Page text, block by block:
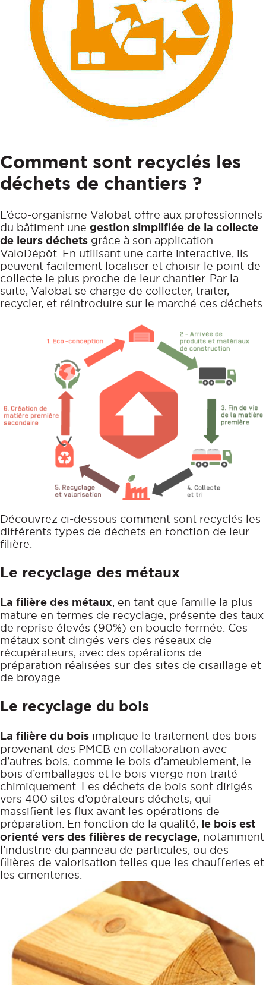
Comment sont recyclés les
déchets de chantiers ?
L’éco-organisme Valobat offre aux professionnels
du bâtiment une gestion simplifiée de la collecte
de leurs déchets grâce à son application
ValoDépôt. En utilisant une carte interactive, ils
peuvent facilement localiser et choisir le point de
collecte le plus proche de leur chantier. Par la
suite, Valobat se charge de collecter, traiter,
recycler, et réintroduire sur le marché ces déchets.
Découvrez ci-dessous comment sont recyclés les
différents types de déchets en fonction de leur
filière.
Le recyclage des métaux
La filière des métaux, en tant que famille la plus
mature en termes de recyclage, présente des taux
de reprise élevés (90%) en boucle fermée. Ces
métaux sont dirigés vers des réseaux de
récupérateurs, avec des opérations de
préparation réalisées sur des sites de cisaillage et
de broyage.
Le recyclage du bois
La filière du bois implique le traitement des bois
provenant des PMCB en collaboration avec
d’autres bois, comme le bois d’ameublement, le
bois d’emballages et le bois vierge non traité
chimiquement. Les déchets de bois sont dirigés
vers 400 sites d’opérateurs déchets, qui
massifient les flux avant les opérations de
préparation. En fonction de la qualité, le bois est
orienté vers des filières de recyclage, notamment
l’industrie du panneau de particules, ou des
filières de valorisation telles que les chaufferies et
les cimenteries.